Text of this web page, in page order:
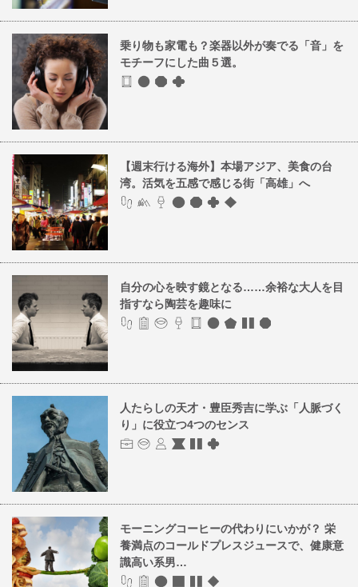
乗り物も家電も？楽器以外が奏でる「音」を
モチーフにした曲５選。
【週末行ける海外】本場アジア、美食の台
湾。活気を五感で感じる街「高雄」へ
自分の心を映す鏡となる……余裕な大人を目
指すなら陶芸を趣味に
人たらしの天才・豊臣秀吉に学ぶ「人脈づく
り」に役立つ4つのセンス
モーニングコーヒーの代わりにいかが？ 栄
養満点のコールドプレスジュースで、健康意
識高い系男…